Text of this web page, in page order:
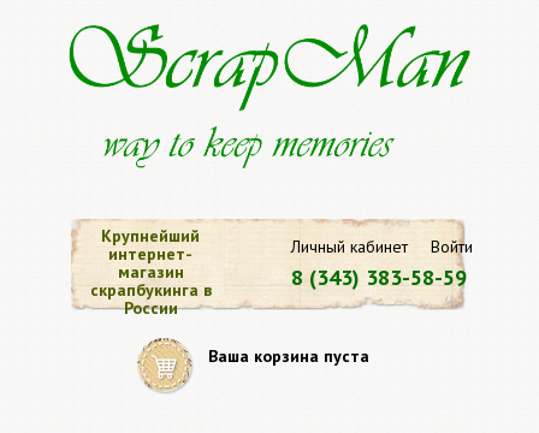
Личный кабинет Войти
8 (343) 383-58-59
Крупнейший
интернет-
магазин
скрапбукинга в
России
Ваша корзина пуста